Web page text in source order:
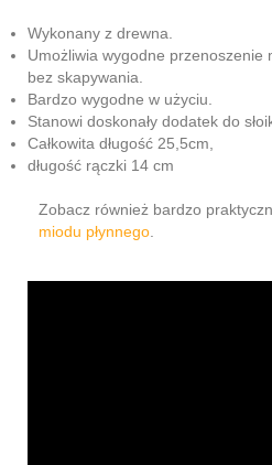
Wykonany z drewna.
Umożliwia wygodne przenoszenie
bez skapywania.
Bardzo wygodne w użyciu.
Stanowi doskonały dodatek do
Całkowita długość 25,5cm,
długość rączki 14 cm
Zobacz również bardzo
miodu płynnego